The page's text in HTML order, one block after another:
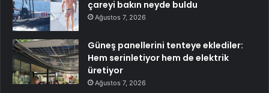
çareyi bakın neyde buldu
Ağustos 7, 2026
Güneş panellerini tenteye eklediler:
Hem serinletiyor hem de elektrik
üretiyor
Ağustos 7, 2026